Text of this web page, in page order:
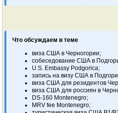
Что обсуждаем в теме
виза США в Черногории;
собеседование США в
U.S. Embassy Podgorica;
запись на визу США в
виза США для резидентов
виза США для россиян в
DS-160 Montenegro;
MRV fee Montenegro;